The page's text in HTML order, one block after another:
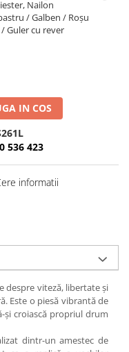
Nailon
/ Galben / Roșu
Guler cu rever
IN COS
536 423
informatii
despre viteză, libertate și
Este o piesă vibrantă de
și croiască propriul drum
dintr-un amestec de